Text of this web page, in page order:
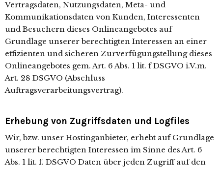
Vertragsdaten, Nutzungsdaten, Meta- und
Kommunikationsdaten von Kunden, Interessenten
und Besuchern dieses Onlineangebotes auf
Grundlage unserer berechtigten Interessen an einer
effizienten und sicheren Zurverfügungstellung dieses
Onlineangebotes gem. Art. 6 Abs. 1 lit. f DSGVO i.V.m.
Art. 28 DSGVO (Abschluss
Auftragsverarbeitungsvertrag).
Erhebung von Zugriffsdaten und Logfiles
Wir, bzw. unser Hostinganbieter, erhebt auf Grundlage
unserer berechtigten Interessen im Sinne des Art. 6
Abs. 1 lit. f. DSGVO Daten über jeden Zugriff auf den